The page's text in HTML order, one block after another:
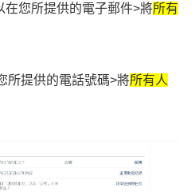
在您所提供的電子郵件>將所有
所提供的電話號碼>將所有人